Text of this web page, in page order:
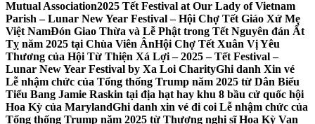
Mutual Association2025 Tết Festival at Our Lady of Vietnam
Parish – Lunar New Year Festival – Hội Chợ Tết Giáo Xứ Mẹ
Việt NamĐón Giao Thừa và Lễ Phật trong Tết Nguyên đán Ất
Tỵ năm 2025 tại Chùa Viên ÂnHội Chợ Tết Xuân Vị Yêu
Thương của Hội Từ Thiện Xá Lợi – 2025 – Tết Festival –
Lunar New Year Festival by Xa Loi CharityGhi danh Xin vé
Lễ nhậm chức của Tổng thống Trump năm 2025 từ Dân Biểu
Tiểu Bang Jamie Raskin tại địa hạt hay khu 8 bầu cử quốc hội
Hoa Kỳ của MarylandGhi danh xin vé đi coi Lễ nhậm chức của
Tổng thống Trump năm 2025 từ Thượng nghị sĩ Hoa Kỳ Van